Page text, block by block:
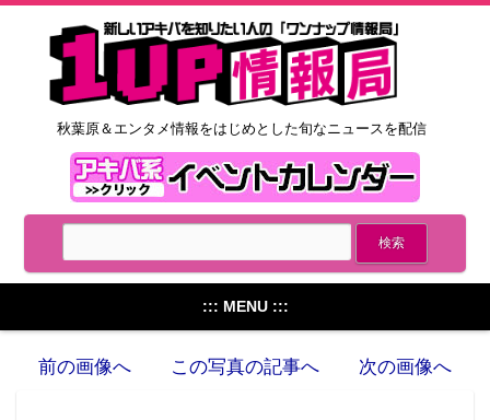
秋葉原＆エンタメ情報をはじめとした旬なニュースを配信
::: MENU :::
前の画像へ この写真の記事へ 次の画像へ